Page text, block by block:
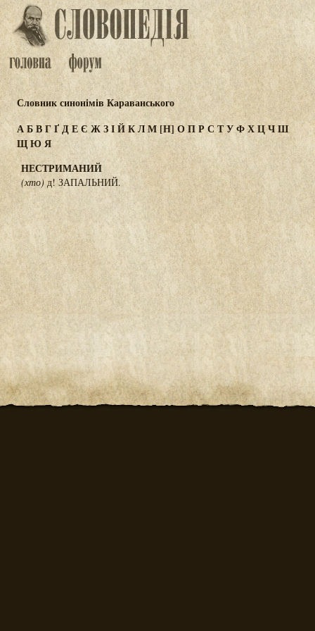
Словник синонімів Караванського
АБВГҐДЕЄ ЖЗІЙКЛМ [Н] ОПР С ТУФХЦЧШ
ЩЮ Я
НЕСТРИМАНИЙ
(хто) д! ЗАПАЛЬНИЙ.